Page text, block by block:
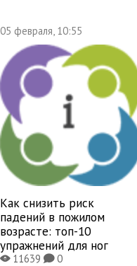
05 февраля, 10:55
Как снизить риск
падений в пожилом
возрасте: топ-10
упражнений для ног
X11639K0